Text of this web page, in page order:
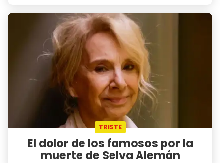
TRISTE
El dolor de los famosos por la
muerte de Selva Alemán